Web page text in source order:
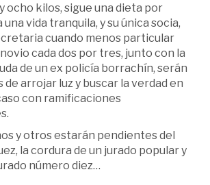
kilos, sigue una dieta por
vida tranquila, y su única socia,
cuando menos particular
cada dos por tres, junto con la
de un ex policía borrachín, serán
de arrojar luz y buscar la verdad en
con ramificaciones
y otros estarán pendientes del
la cordura de un jurado popular y
número diez…